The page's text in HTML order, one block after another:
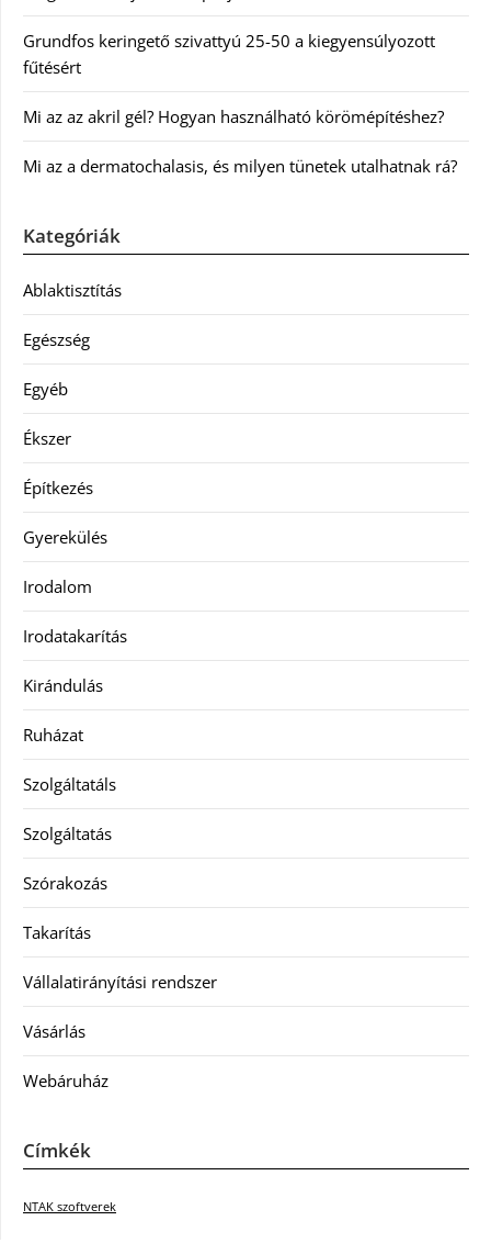
Grundfos keringető szivattyú 25-50 a kiegyensúlyozott
fűtésért
Mi az az akril gél? Hogyan használható körömépítéshez?
Mi az a dermatochalasis, és milyen tünetek utalhatnak rá?
Kategóriák
Ablaktisztítás
Egészség
Egyéb
Ékszer
Építkezés
Gyerekülés
Irodalom
Irodatakarítás
Kirándulás
Ruházat
Szolgáltatáls
Szolgáltatás
Szórakozás
Takarítás
Vállalatirányítási rendszer
Vásárlás
Webáruház
Címkék
NTAK szoftverek